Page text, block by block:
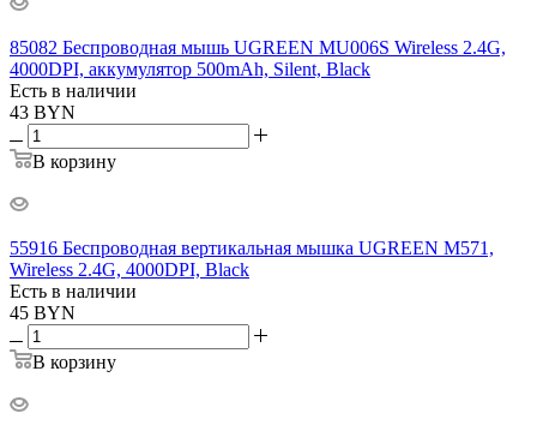
85082 Беспроводная мышь UGREEN MU006S Wireless 2.4G,
4000DPI, аккумулятор 500mAh, Silent, Black
Есть в наличии
43 BYN
В корзину
55916 Беспроводная вертикальная мышка UGREEN M571,
Wireless 2.4G, 4000DPI, Black
Есть в наличии
45 BYN
В корзину